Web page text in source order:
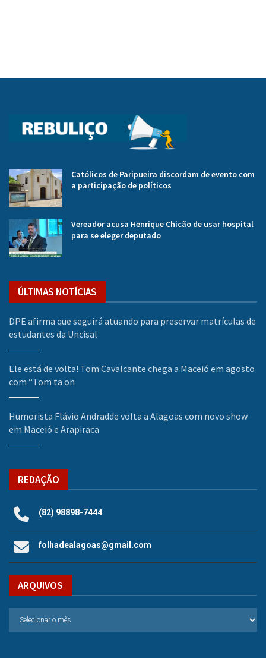
Católicos de Paripueira discordam de evento com
a participação de políticos
Vereador acusa Henrique Chicão de usar hospital
para se eleger deputado
ÚLTIMAS NOTÍCIAS
DPE afirma que seguirá atuando para preservar matrículas de
estudantes da Uncisal
Ele está de volta! Tom Cavalcante chega a Maceió em agosto
com “Tom ta on
Humorista Flávio Andradde volta a Alagoas com novo show
em Maceió e Arapiraca
REDAÇÃO
(82) 98898-7444
folhadealagoas@gmail.com
ARQUIVOS